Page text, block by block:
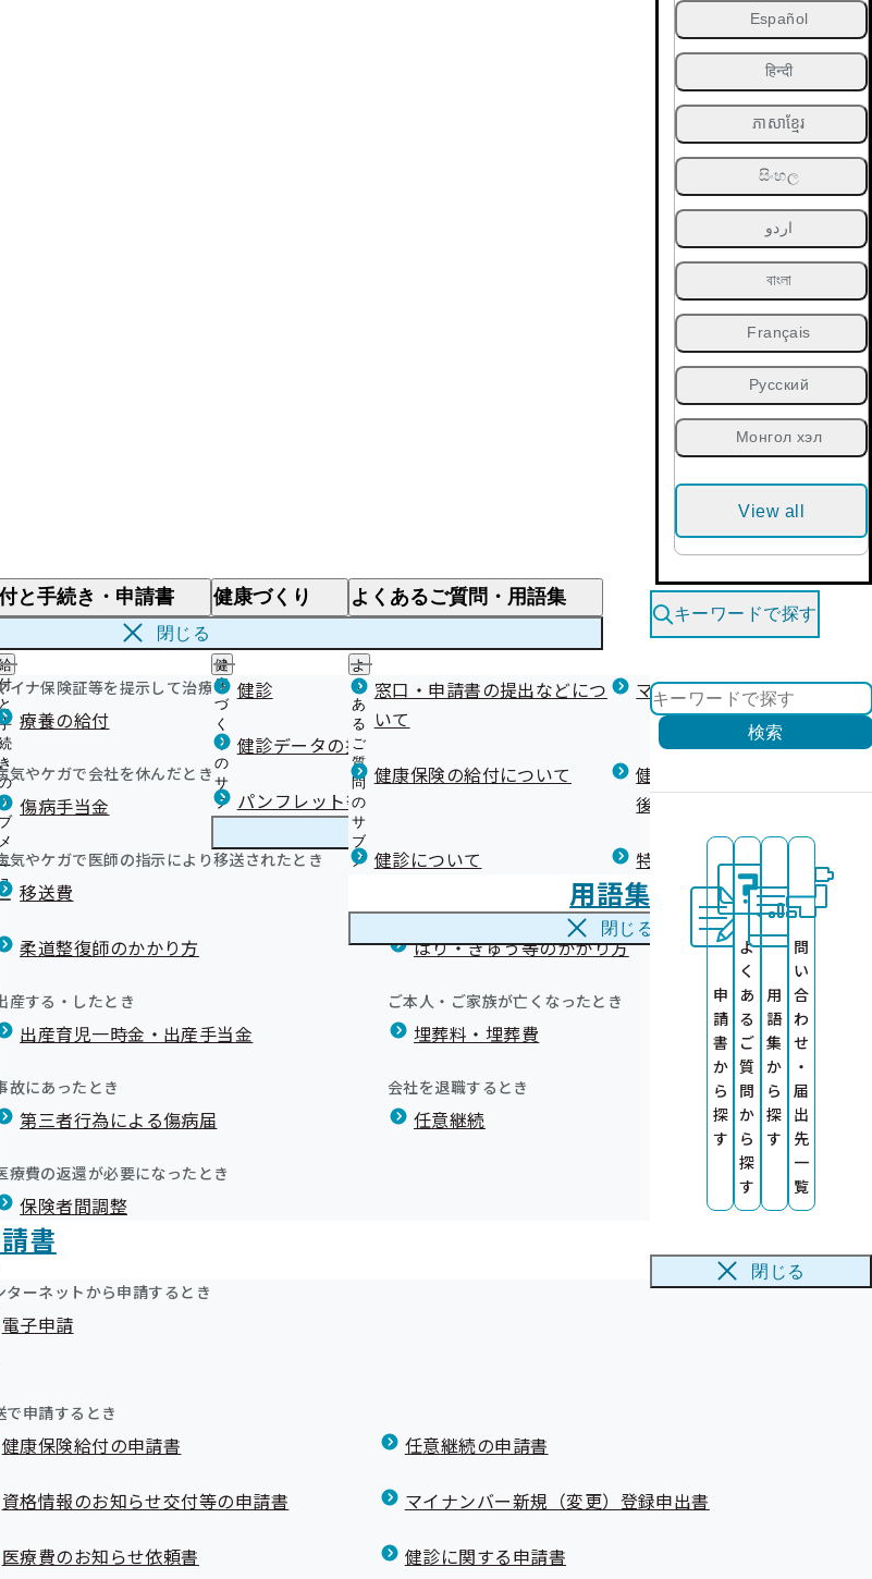
Español
हिन्दी
ភាសាខ្មែរ
සිංහල
اردو
বাংলা
Français
Русский
Монгол хэл
View all
と手続き・申請書
給付と手続き
と
き
ブ
メ
イナ保険証等を提示して治療を受けるとき
療養の給付
医療費が高額になりそう・なったとき
限度額適用認定・高額療養費・高額介護合算
気やケガで会社を休んだとき
傷病手当金
医療費の全額を負担したとき
気やケガで医師の指示により移送されたとき
移送費
海外で急な病気にかかり治療を受けたとき
柔道整復師のかかり方 はり・きゅう等のかかり方
産する・したとき
出産育児一時金・出産手当金
ご本人・ご家族が亡くなったとき
埋葬料・埋葬費
故にあったとき
第三者行為による傷病届
会社を退職するとき
任意継続
療費の返還が必要になったとき
保険者間調整
書
ターネットから申請するとき
電子申請
で申請するとき
健康保険給付の申請書 任意継続の申請書
資格情報のお知らせ交付等の申請書 マイナンバー新規（変更）登録申出書
医療費のお知らせ依頼書 健診に関する申請書
健康づくり
健
康
づ
く
り
の
サ
ブ
メ
ュ
健診 健診を受けた後の健康づくり
健診データの提供について 健康宣言（コラボヘルス）
パンフレット等（広報） 健康づくりコラム
よくあるご質問・用語集
よ
く
あ
る
ご
質
問
の
サ
ブ
メ
窓口・申請書の提出などにつ
いて
マイナ保険証等関連について
健康保険の給付について
健康保険任意継続制度（退職
後の健康保険）について
健診について 特定保健指導について
用語集
閉じる
閉じる
キーワードで探す
検索
申
請
書
か
ら
探
す
よ
く
あ
る
ご
質
問
か
ら
探
す
用
語
集
か
ら
探
す
問
い
合
わ
せ
・
届
出
先
一
覧
閉じる
による大雨に伴う災害
できます
よりお見舞い申し上げます。
険者
ージからご確認ください。